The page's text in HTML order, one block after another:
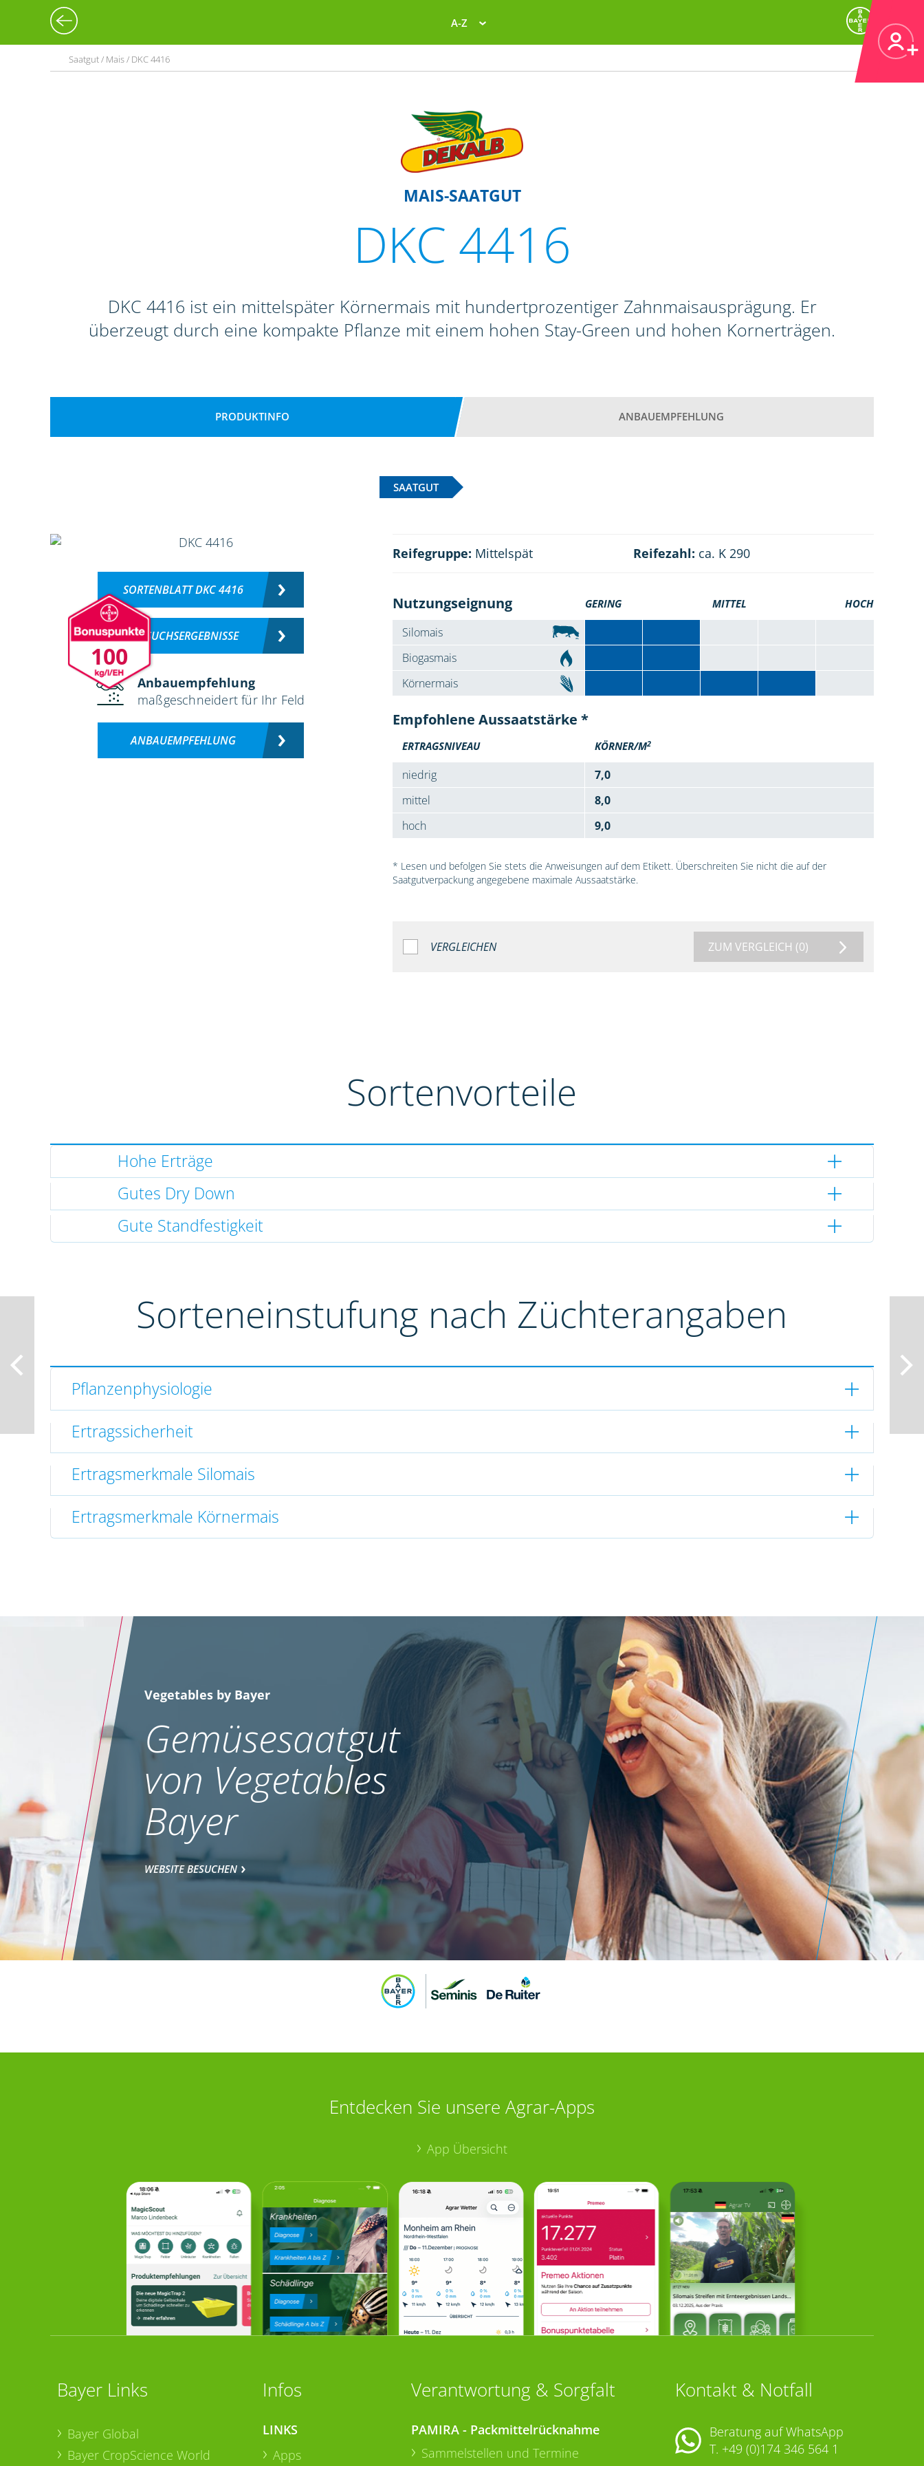
A-Z
Saatgut / Mais / DKC 4416
MAIS-SAATGUT
DKC 4416
DKC 4416 ist ein mittelspäter Körnermais mit hundertprozentiger Zahnmaisausprägung. Er
überzeugt durch eine kompakte Pflanze mit einem hohen Stay-Green und hohen Kornerträgen.
PRODUKTINFO ANBAUEMPFEHLUNG
SAATGUT
100
SORTENBLATT DKC 4416
VERSUCHSERGEBNISSE
Anbauempfehlung
maßgeschneidert für Ihr Feld
ANBAUEMPFEHLUNG
Reifegruppe: Mittelspät Reifezahl: ca. K 290
Nutzungseignung GERING MITTEL HOCH
Silomais
Biogasmais
Körnermais
Empfohlene Aussaatstärke *
ERTRAGSNIVEAU KÖRNER/M2
niedrig
7,0
mittel
8,0
hoch
9,0
* Lesen und befolgen Sie stets die Anweisungen auf dem Etikett. Überschreiten Sie nicht die auf der
Saatgutverpackung angegebene maximale Aussaatstärke.
VERGLEICHEN ZUM VERGLEICH (0)
Sortenvorteile
Hohe Erträge
Gutes Dry Down
Gute Standfestigkeit
Sorteneinstufung nach Züchterangaben
Pflanzenphysiologie
Ertragssicherheit
Ertragsmerkmale Silomais
Ertragsmerkmale Körnermais
Vegetables by Bayer
Gemüsesaatgut
von Vegetables
Bayer
WEBSITE BESUCHEN
Entdecken Sie unsere Agrar-Apps
App Übersicht
Bayer Links
Bayer Global
Bayer CropScience World
Infos
LINKS
Apps
Verantwortung & Sorgfalt
PAMIRA - Packmittelrücknahme
Sammelstellen und Termine
Kontakt & Notfall
Beratung auf WhatsApp
T. +49 (0)174 346 564 1